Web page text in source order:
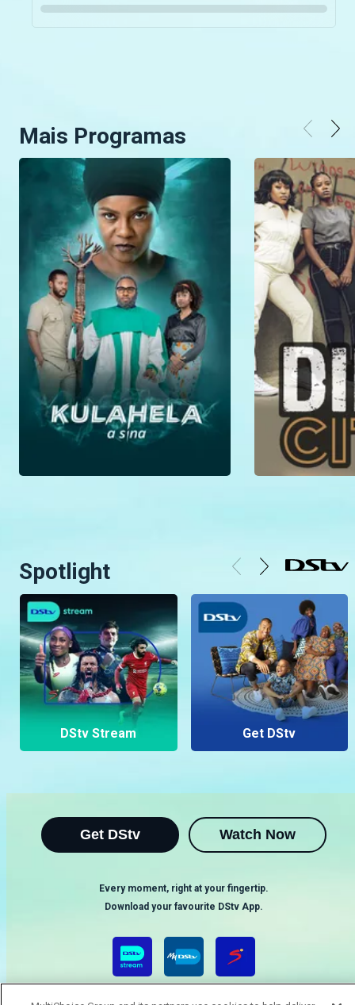
Mais Programas
Spotlight
DStv Stream Get DStv
Get DStv Watch Now
Every moment, right at your fingertip.
Download your favourite DStv App.